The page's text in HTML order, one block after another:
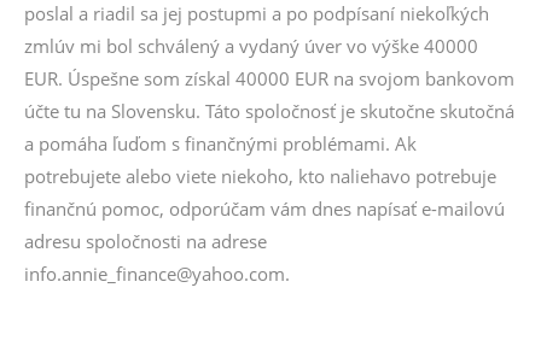
poslal a riadil sa jej postupmi a po podpísaní niekoľkých
zmlúv mi bol schválený a vydaný úver vo výške 40000
EUR. Úspešne som získal 40000 EUR na svojom bankovom
účte tu na Slovensku. Táto spoločnosť je skutočne skutočná
a pomáha ľuďom s finančnými problémami. Ak
potrebujete alebo viete niekoho, kto naliehavo potrebuje
finančnú pomoc, odporúčam vám dnes napísať e-mailovú
adresu spoločnosti na adrese
info.annie_finance@yahoo.com.